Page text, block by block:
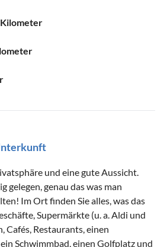
und eine gute Aussicht.
gelegen, genau das was man
Im Ort finden Sie alles, was das
Supermärkte (u. a. Aldi und
Cafés, Restaurants, einen
Schwimmbad, einen Golfplatz und